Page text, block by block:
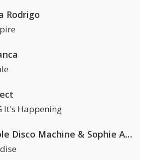
Rodrigo
It's Happening
Purple Disco Machine & Sophie And The Giants